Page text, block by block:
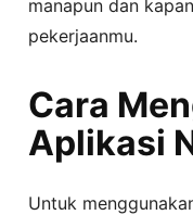
manapun dan
pekerjaanmu.
Cara
Aplikasi
Untuk